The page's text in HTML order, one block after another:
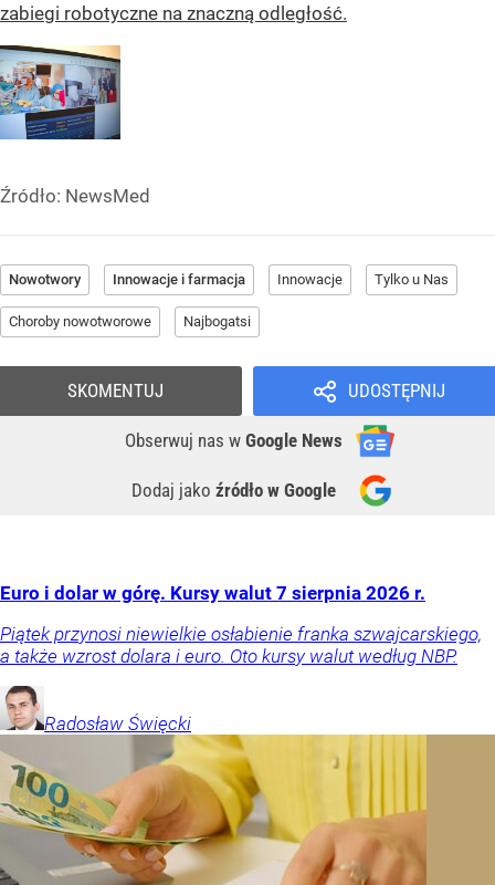
zabiegi robotyczne na znaczną odległość.
Źródło: NewsMed
Nowotwory Innowacje i farmacja Innowacje Tylko u Nas
Choroby nowotworowe Najbogatsi
UDOSTĘPNIJ
Obserwuj nas w Google News
Dodaj jako źródło w Google
SKOMENTUJ
Euro i dolar w górę. Kursy walut 7 sierpnia 2026 r.
Piątek przynosi niewielkie osłabienie franka szwajcarskiego,
a także wzrost dolara i euro. Oto kursy walut według NBP.
Radosław Święcki